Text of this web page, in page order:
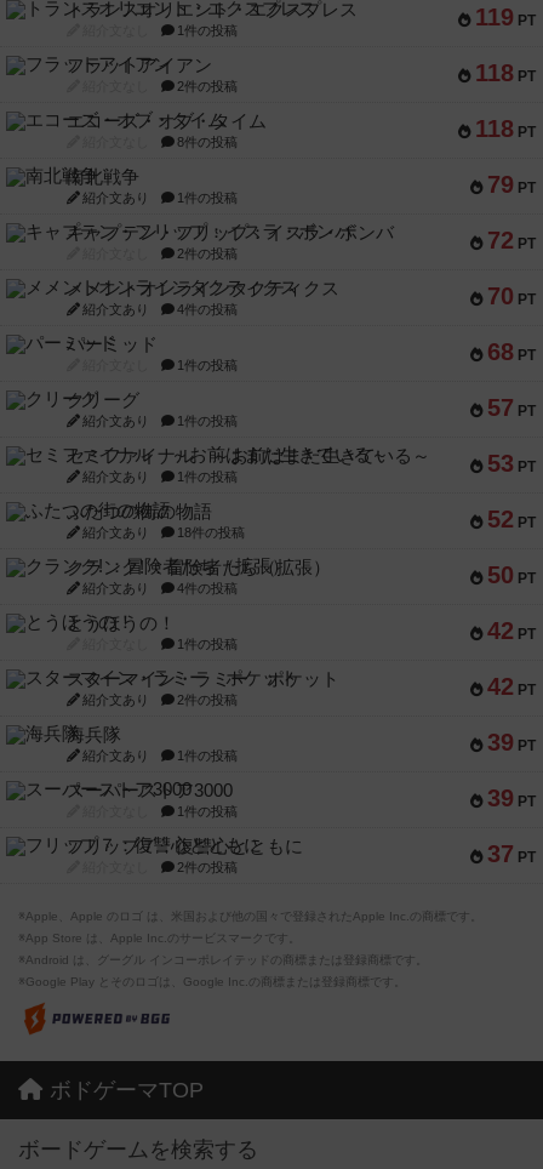
119 PT
トランスオリエント・エクスプレス
1件の投稿
118 PT
フラットアイアン
2件の投稿
118 PT
エコーズ・オブ・タイム
8件の投稿
79 PT
南北戦争
紹介文あり 1件の投稿
72 PT
キャプテン・フリップ：イスラ・ボンバ
2件の投稿
70 PT
メメントオンラインタクティクス
紹介文あり 4件の投稿
68 PT
パーミッド
1件の投稿
57 PT
クリーグ
紹介文あり 1件の投稿
53 PT
セミファイナル ～お前はまだ生きている～
紹介文あり 1件の投稿
52 PT
ふたつの街の物語
紹介文あり 18件の投稿
50 PT
クランク! ：冒険者たち（拡張）
紹介文あり 4件の投稿
42 PT
とうほうの！
1件の投稿
42 PT
スターマイン・ラミー ポケット
紹介文あり 2件の投稿
39 PT
海兵隊
紹介文あり 1件の投稿
39 PT
スーパーストア3000
1件の投稿
37 PT
フリップ７：復讐心とともに
2件の投稿
※Apple、Apple のロゴ は、米国および他の国々で登録されたApple Inc.の商標です。
※App Store は、Apple Inc.のサービスマークです。
※Android は、グーグル インコーポレイテッドの商標または登録商標です。
※Google Play とそのロゴは、Google Inc.の商標または登録商標です。
ボドゲーマTOP
ボードゲームを検索する